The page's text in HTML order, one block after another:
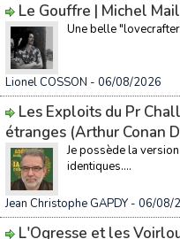
Le Gouffre | Michel
Une belle
Lionel COSSON - 06/08/2026
Les Exploits du Pr
étranges (Arthur Conan
Je possède la
identiques....
Jean Christophe GAPDY - 06/08/
L'Ogresse et les